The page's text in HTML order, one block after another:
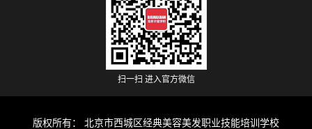
扫一扫 进入官方微信
版权所有： 北京市西城区经典美容美发职业技能培训学校